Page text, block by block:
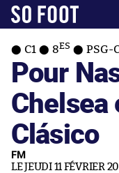
C1 8ES PSG-
Pour
Chelsea
Clásico
FM
LE JEUDI 11 FÉVRIER